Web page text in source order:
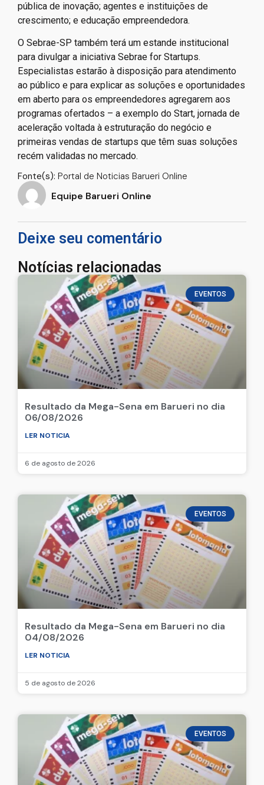
pública de inovação; agentes e instituições de
crescimento; e educação empreendedora.
O Sebrae-SP também terá um estande institucional
para divulgar a iniciativa Sebrae for Startups.
Especialistas estarão à disposição para atendimento
ao público e para explicar as soluções e oportunidades
em aberto para os empreendedores agregarem aos
programas ofertados – a exemplo do Start, jornada de
aceleração voltada à estruturação do negócio e
primeiras vendas de startups que têm suas soluções
recém validadas no mercado.
Fonte(s): Portal de Noticias Barueri Online
Equipe Barueri Online
Deixe seu comentário
Notícias relacionadas
EVENTOS
Resultado da Mega-Sena em Barueri no dia
06/08/2026
LER NOTICIA
6 de agosto de 2026
EVENTOS
Resultado da Mega-Sena em Barueri no dia
04/08/2026
LER NOTICIA
5 de agosto de 2026
EVENTOS